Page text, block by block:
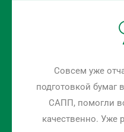
Спасибо НП
справляться
гораздо легче.